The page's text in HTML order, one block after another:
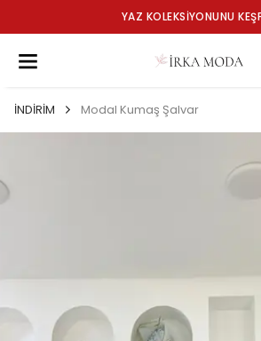
YAZ KOLEKSİYONUNU
İNDİRİM Modal Kumaş Şalvar